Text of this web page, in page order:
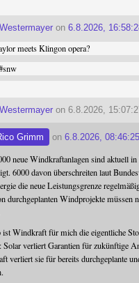
on6.8.2026,
meets Klingon opera?
snw
on 6.8.2026,
Grimm on6.8.2026, 08:46:25
neue Windkraftanlagen sind aktuell
6000 davon überschreiten laut
die neue Leistungsgrenze
durchgeplanten Windprojekte müssen
ist Windkraft für mich die eigentliche
Solar verliert Garantien für zukünftige
verliert sie für bereits durchgeplante